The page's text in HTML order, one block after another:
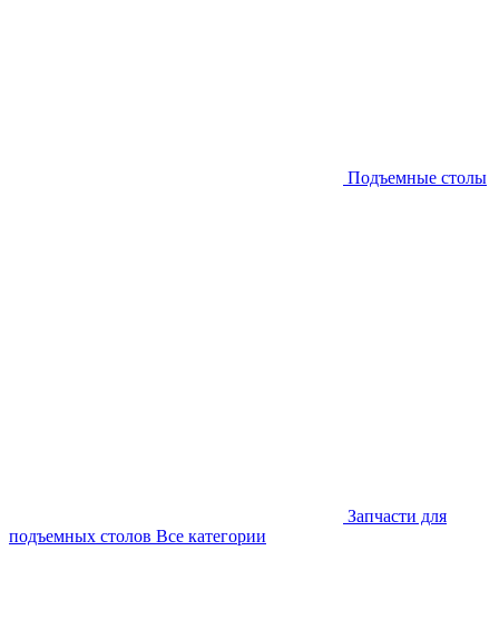
Подъемные столы
Запчасти для
подъемных столов Все категории